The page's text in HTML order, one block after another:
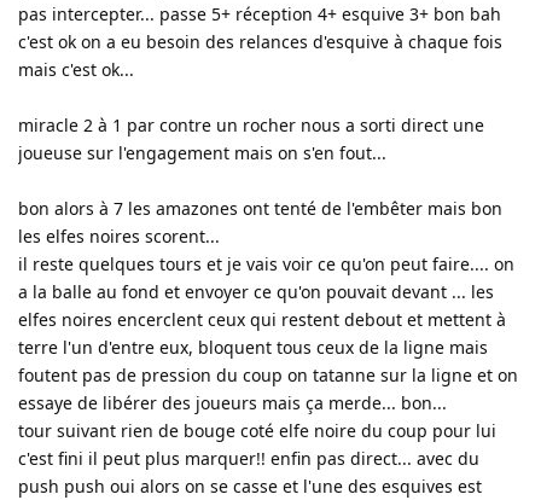
pas intercepter... passe 5+ réception 4+ esquive 3+ bon bah
c'est ok on a eu besoin des relances d'esquive à chaque fois
mais c'est ok...
miracle 2 à 1 par contre un rocher nous a sorti direct une
joueuse sur l'engagement mais on s'en fout...
bon alors à 7 les amazones ont tenté de l'embêter mais bon
les elfes noires scorent...
il reste quelques tours et je vais voir ce qu'on peut faire.... on
a la balle au fond et envoyer ce qu'on pouvait devant ... les
elfes noires encerclent ceux qui restent debout et mettent à
terre l'un d'entre eux, bloquent tous ceux de la ligne mais
foutent pas de pression du coup on tatanne sur la ligne et on
essaye de libérer des joueurs mais ça merde... bon...
tour suivant rien de bouge coté elfe noire du coup pour lui
c'est fini il peut plus marquer!! enfin pas direct... avec du
push push oui alors on se casse et l'une des esquives est